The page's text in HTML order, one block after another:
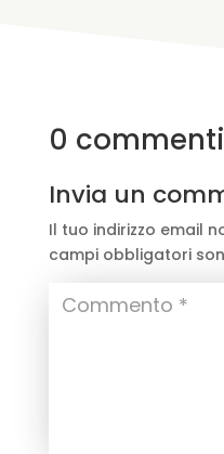
0 commenti
Invia un
Il tuo indirizzo email
campi obbligatori